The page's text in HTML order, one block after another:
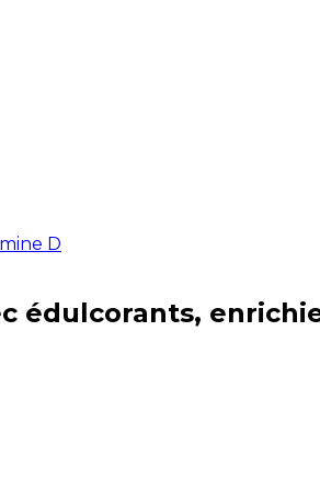
D
édulcorants,